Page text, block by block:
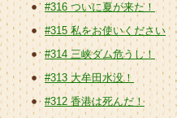
#316 ついに夏が来た！
#315 私をお使いください
#314 三峡ダム危うし！
#313 大牟田水没！
#312 香港は死んだ！